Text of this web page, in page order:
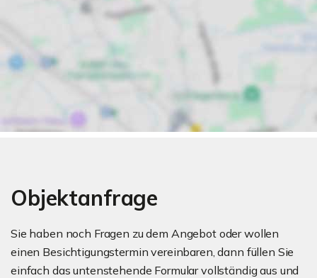
Objektanfrage
Sie haben noch Fragen zu dem Angebot oder wollen
einen Besichtigungstermin vereinbaren, dann füllen Sie
einfach das untenstehende Formular vollständig aus und